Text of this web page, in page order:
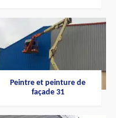
Peintre et peinture de
façade 31